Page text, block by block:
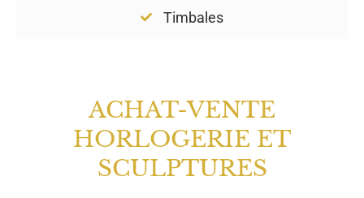
Timbales
ACHAT-VENTE
HORLOGERIE ET
SCULPTURES